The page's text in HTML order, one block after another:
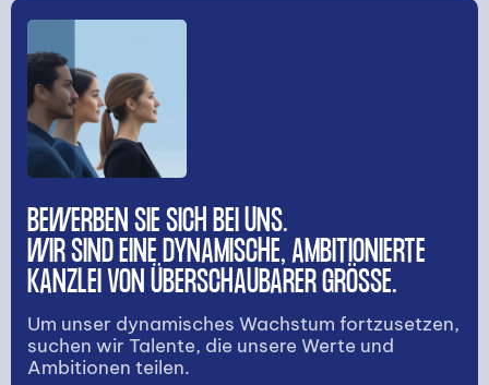
BEWERBEN SIE SICH BEI UNS.
WIR SIND EINE DYNAMISCHE, AMBITIONIERTE
KANZLEI VON ÜBERSCHAUBARER GRÖSSE.
Um unser dynamisches Wachstum fortzusetzen,
suchen wir Talente, die unsere Werte und
Ambitionen teilen.